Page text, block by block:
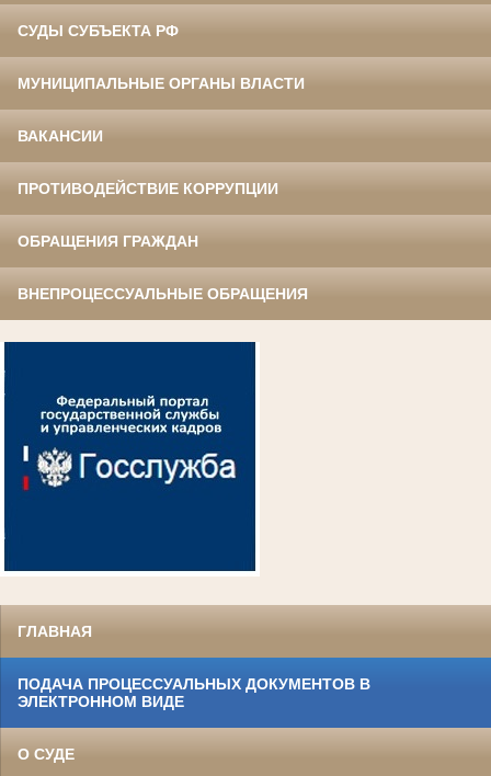
СУДЫ СУБЪЕКТА РФ
МУНИЦИПАЛЬНЫЕ ОРГАНЫ ВЛАСТИ
ВАКАНСИИ
ПРОТИВОДЕЙСТВИЕ КОРРУПЦИИ
ОБРАЩЕНИЯ ГРАЖДАН
ВНЕПРОЦЕССУАЛЬНЫЕ ОБРАЩЕНИЯ
ГЛАВНАЯ
ПОДАЧА ПРОЦЕССУАЛЬНЫХ ДОКУМЕНТОВ В
ЭЛЕКТРОННОМ ВИДЕ
О СУДЕ